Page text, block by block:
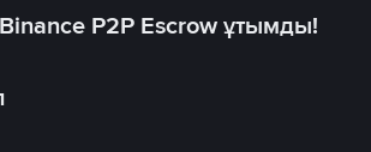
P2P Escrow ұтымды!